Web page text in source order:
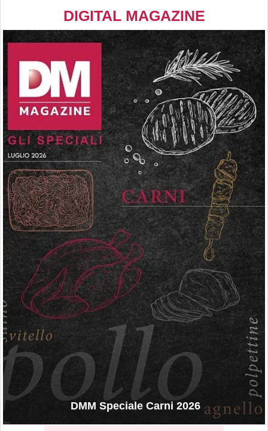
DIGITAL MAGAZINE
DMM Speciale Carni 2026